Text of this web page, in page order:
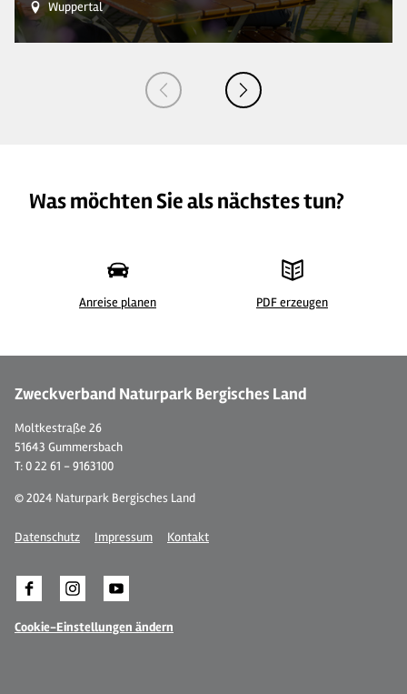
Wuppertal
Was möchten Sie als nächstes tun?
Anreise planen PDF erzeugen
Zweckverband Naturpark Bergisches Land
Moltkestraße 26
51643 Gummersbach
T: 0 22 61 - 9163100
© 2024 Naturpark Bergisches Land
Datenschutz Impressum Kontakt
Cookie-Einstellungen ändern